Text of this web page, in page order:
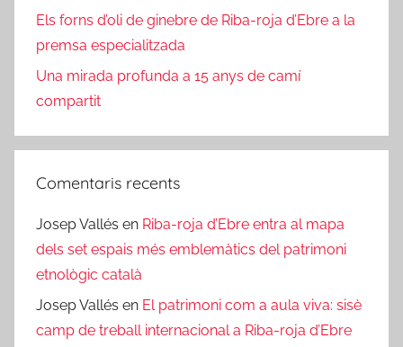
Els forns d’oli de ginebre de Riba-roja d’Ebre a la
premsa especialitzada
Una mirada profunda a 15 anys de camí
compartit
Comentaris recents
Josep Vallés en Riba-roja d’Ebre entra al mapa
dels set espais més emblemàtics del patrimoni
etnològic català
Josep Vallés en El patrimoni com a aula viva: sisè
camp de treball internacional a Riba-roja d’Ebre